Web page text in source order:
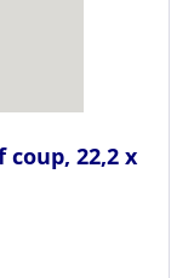
coup, 22,2 x